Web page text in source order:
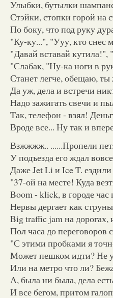
Улыбки, бутылки
Стэйки, стопки горой на
По боку, что под руку
"Ку-ку...", "Ууу, кто снес
"Давай вставай кутила!",
"Слабак, "Ну-ка ноги в
Станет легче, обещаю,
Да уж, дела и встречи
Надо зажигать свечи и
Так, телефон - взял!
Вроде все... Ну так и
Взжжжж.. ......Пропели
У подъезда его ждал
Даже Jet Li и Ice T. ездили
"37-ой на месте! Куда
Boom - klick, в городе час
Нервы дергает как
Big traffic jam на дорогах,
Пол часа до
"С этими пробками я
Может пешком идти? Не
Или на метро что ли?
А, была ни была, дела
И все бегом, притом